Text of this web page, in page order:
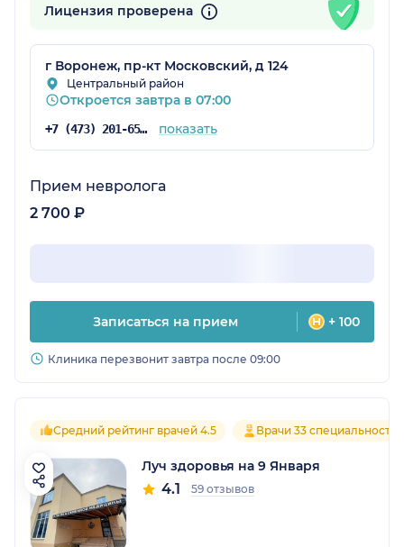
Лицензия проверена
г Воронеж, пр-кт Московский, д 124
Центральный район
Откроется завтра в 07:00
+7 (473) 201-65-34 показать
Прием невролога
2 700 ₽
Записаться на прием + 100
Клиника перезвонит завтра после 09:00
Средний рейтинг врачей 4.5 Врачи 33 специальностей
Луч здоровья на 9 Января
4.1 59 отзывов